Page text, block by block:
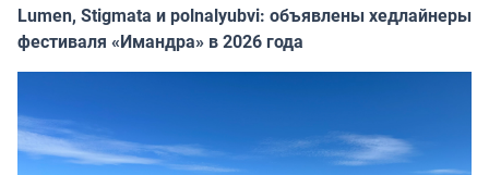
Lumen, Stigmata и polnalyubvi: объявлены хедлайнеры
фестиваля «Имандра» в 2026 года